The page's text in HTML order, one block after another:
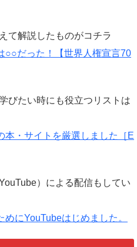
て解説したものがコチラ
○○だった！【世界人権宣言70
びたい時にも役立つリストは
本・サイトを厳選しました［E
）による配信もしてい
にYouTubeはじめました。